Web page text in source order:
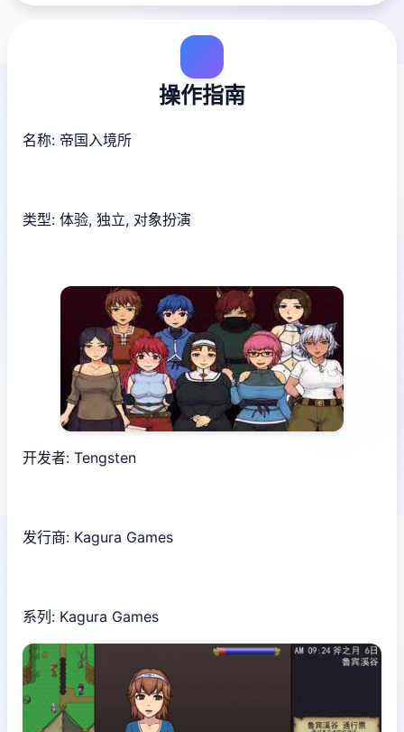
操作指南
名称: 帝国入境所
类型: 体验, 独立, 对象扮演
开发者: Tengsten
发行商: Kagura Games
系列: Kagura Games